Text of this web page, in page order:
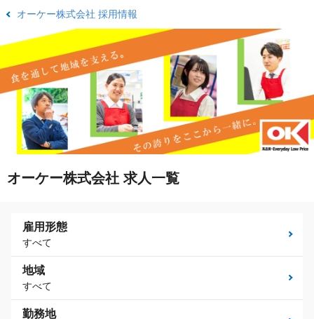
オーケー株式会社 採用情報
オーケー株式会社 求人一覧
雇用形態
すべて
地域
すべて
勤務地